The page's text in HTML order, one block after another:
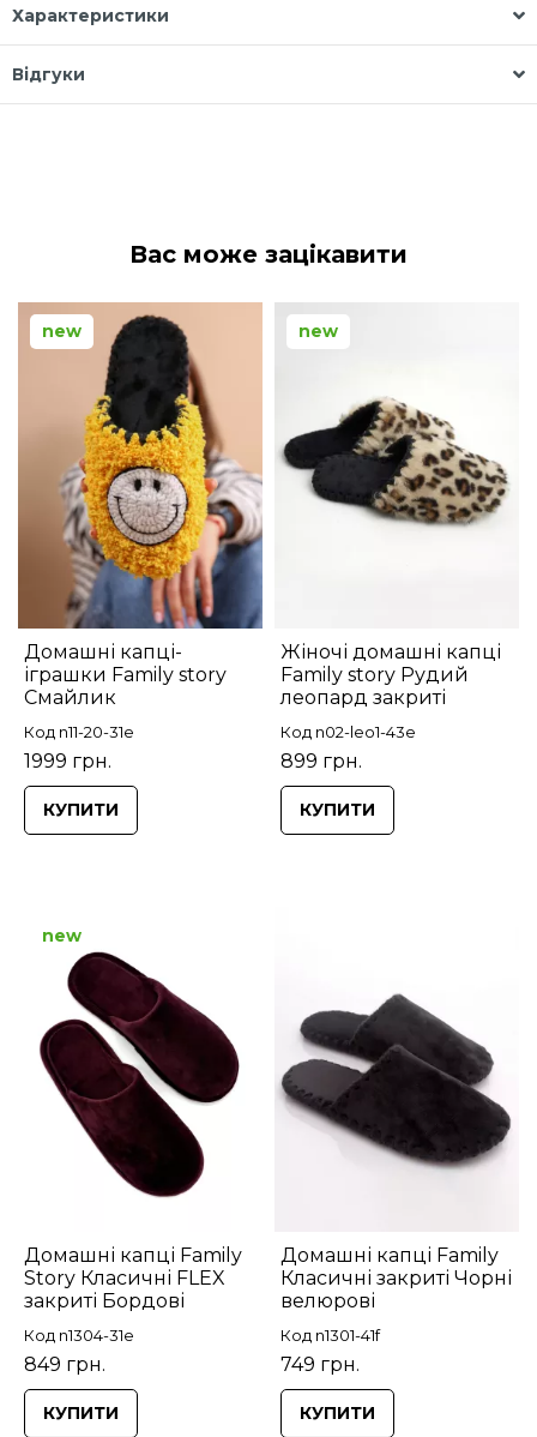
Характеристики
Відгуки
Вас може зацікавити
Домашні капці-
іграшки Family story
Смайлик
Код n11-20-31e
1999 грн.
new
КУПИТИ
Жіночі домашні капці
Family story Рудий
леопард закриті
Код n02-leo1-43e
899 грн.
new
КУПИТИ
Домашні капці Family
Story Класичні FLEX
закриті Бордові
Код n1304-31e
849 грн.
new
КУПИТИ
Домашні капці Family
Класичні закриті Чорні
велюрові
Код n1301-41f
749 грн.
КУПИТИ